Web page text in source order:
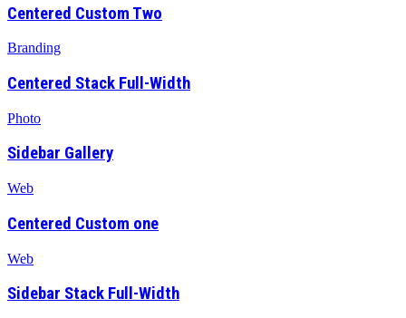
Centered Custom Two
Branding
Centered Stack Full-Width
Photo
Sidebar Gallery
Web
Centered Custom one
Web
Sidebar Stack Full-Width